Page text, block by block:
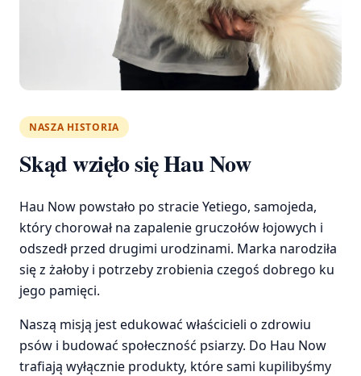
NASZA HISTORIA
Skąd wzięło się Hau Now
Hau Now powstało po stracie Yetiego, samojeda,
który chorował na zapalenie gruczołów łojowych i
odszedł przed drugimi urodzinami. Marka narodziła
się z żałoby i potrzeby zrobienia czegoś dobrego ku
jego pamięci.
Naszą misją jest edukować właścicieli o zdrowiu
psów i budować społeczność psiarzy. Do Hau Now
trafiają wyłącznie produkty, które sami kupilibyśmy